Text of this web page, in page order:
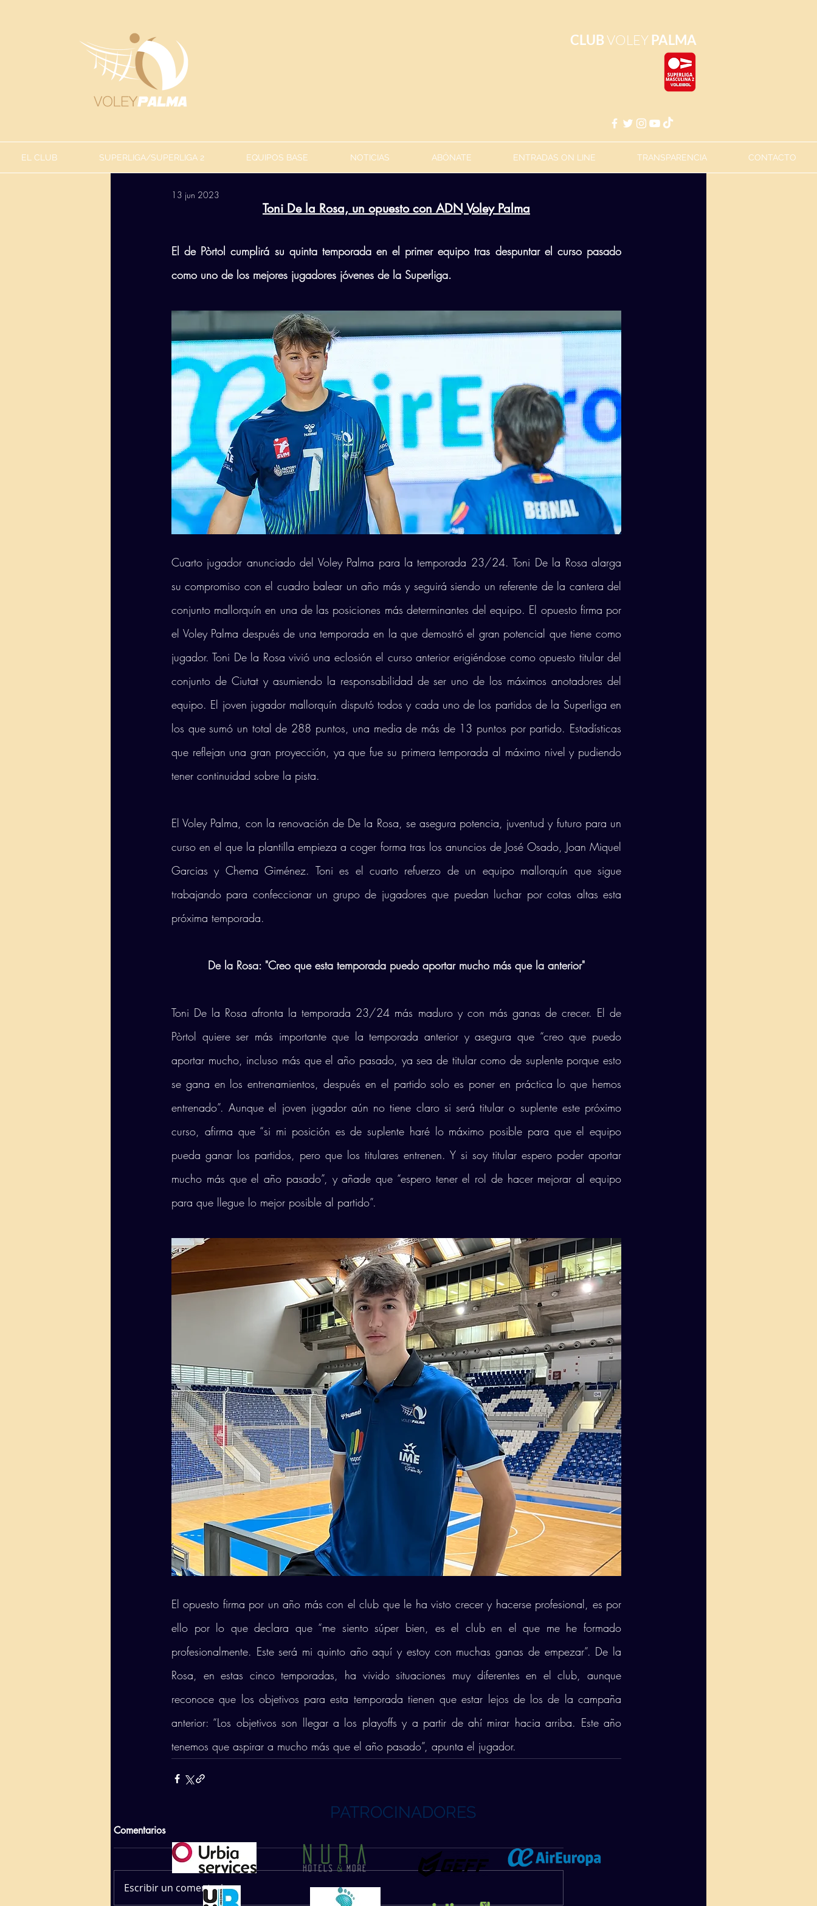
CLUBVOLEY PALMA
EL CLUB SUPERLIGA/SUPERLIGA 2 EQUIPOS BASE NOTICIAS ABÓNATE ENTRADAS ON LINE TRANSPARENCIA CONTACTO
13 jun 2023
Toni De la Rosa, un opuesto con ADN Voley Palma
El de Pòrtol cumplirá su quinta temporada en el primer equipo tras despuntar el curso pasado
como uno de los mejores jugadores jóvenes de la Superliga.
Cuarto jugador anunciado del Voley Palma para la temporada 23/24. Toni De la Rosa alarga
su compromiso con el cuadro balear un año más y seguirá siendo un referente de la cantera del
conjunto mallorquín en una de las posiciones más determinantes del equipo. El opuesto firma por
el Voley Palma después de una temporada en la que demostró el gran potencial que tiene como
jugador. Toni De la Rosa vivió una eclosión el curso anterior erigiéndose como opuesto titular del
conjunto de Ciutat y asumiendo la responsabilidad de ser uno de los máximos anotadores del
equipo. El joven jugador mallorquín disputó todos y cada uno de los partidos de la Superliga en
los que sumó un total de 288 puntos, una media de más de 13 puntos por partido. Estadísticas
que reflejan una gran proyección, ya que fue su primera temporada al máximo nivel y pudiendo
tener continuidad sobre la pista.
El Voley Palma, con la renovación de De la Rosa, se asegura potencia, juventud y futuro para un
curso en el que la plantilla empieza a coger forma tras los anuncios de José Osado, Joan Miquel
Garcias y Chema Giménez. Toni es el cuarto refuerzo de un equipo mallorquín que sigue
trabajando para confeccionar un grupo de jugadores que puedan luchar por cotas altas esta
próxima temporada.
De la Rosa: "Creo que esta temporada puedo aportar mucho más que la anterior"
Toni De la Rosa afronta la temporada 23/24 más maduro y con más ganas de crecer. El de
Pòrtol quiere ser más importante que la temporada anterior y asegura que “creo que puedo
aportar mucho, incluso más que el año pasado, ya sea de titular como de suplente porque esto
se gana en los entrenamientos, después en el partido solo es poner en práctica lo que hemos
entrenado”. Aunque el joven jugador aún no tiene claro si será titular o suplente este próximo
curso, afirma que “si mi posición es de suplente haré lo máximo posible para que el equipo
pueda ganar los partidos, pero que los titulares entrenen. Y si soy titular espero poder aportar
mucho más que el año pasado”, y añade que “espero tener el rol de hacer mejorar al equipo
para que llegue lo mejor posible al partido”.
El opuesto firma por un año más con el club que le ha visto crecer y hacerse profesional, es por
ello por lo que declara que “me siento súper bien, es el club en el que me he formado
profesionalmente. Este será mi quinto año aquí y estoy con muchas ganas de empezar”. De la
Rosa, en estas cinco temporadas, ha vivido situaciones muy diferentes en el club, aunque
reconoce que los objetivos para esta temporada tienen que estar lejos de los de la campaña
anterior: “Los objetivos son llegar a los playoffs y a partir de ahí mirar hacia arriba. Este año
tenemos que aspirar a mucho más que el año pasado”, apunta el jugador.
Comentarios
Escribir un comentario...
PATROCINADORES